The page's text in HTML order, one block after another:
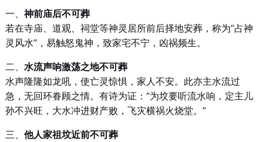
一、 神前庙后不可葬
若在寺庙、道观、祠堂等神灵居所前后择地安葬，称为“占神
灵风水”，易触怒鬼神，致家宅不宁，凶祸频生。
二、 水流声响激荡之地不可葬
水声隆隆如龙吼，使亡灵惊惧，家人不安。此亦主水流过
急，无回环眷顾之情。有诗为证：“为坟要听流水响，定主儿
孙不兴旺，大水冲进财产败，飞灾横祸火烧堂。”
三、 他人家祖坟近前不可葬